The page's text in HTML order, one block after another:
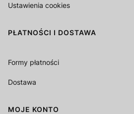
Ustawienia cookies
PŁATNOŚCI I DOSTAWA
Formy płatności
Dostawa
MOJE KONTO